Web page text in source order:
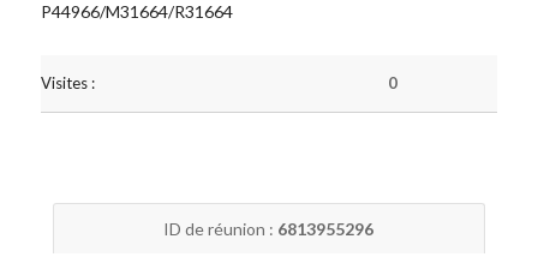
P44966/M31664/R31664
Visites : 0
ID de réunion : 6813955296